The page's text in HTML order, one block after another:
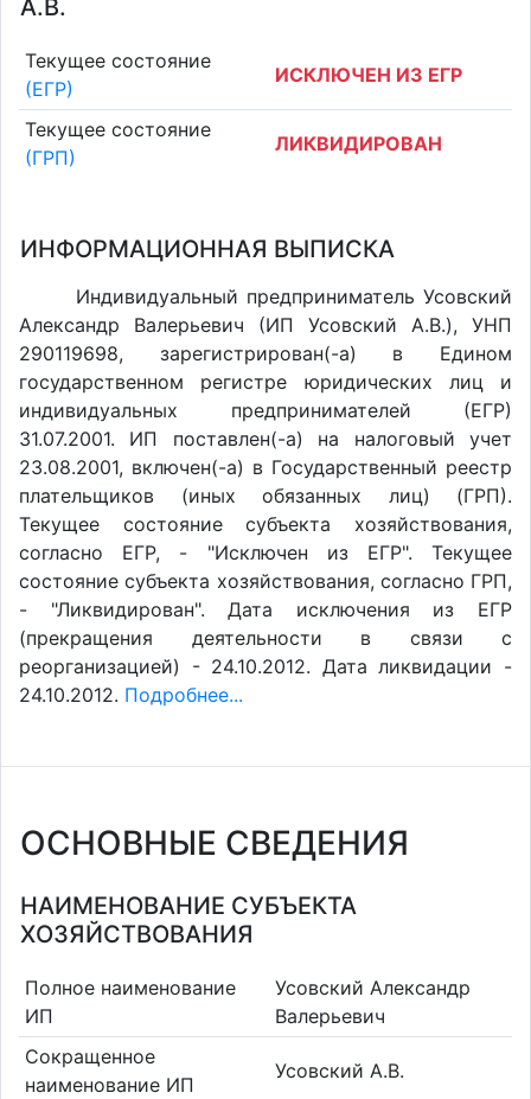
А.В.
Текущее состояние
(ЕГР)
ИСКЛЮЧЕН ИЗ ЕГР
Текущее состояние
(ГРП)
ЛИКВИДИРОВАН
ИНФОРМАЦИОННАЯ ВЫПИСКА
Индивидуальный предприниматель Усовский
Александр Валерьевич (ИП Усовский А.В.), УНП
290119698, зарегистрирован(-а) в Едином
государственном регистре юридических лиц и
индивидуальных предпринимателей (ЕГР)
31.07.2001. ИП поставлен(-a) на налоговый учет
23.08.2001, включен(-a) в Государственный реестр
плательщиков (иных обязанных лиц) (ГРП).
Текущее состояние субъекта хозяйствования,
согласно ЕГР, - "Исключен из ЕГР". Текущее
состояние субъекта хозяйствования, согласно ГРП,
- "Ликвидирован". Дата исключения из ЕГР
(прекращения деятельности в связи с
реорганизацией) - 24.10.2012. Дата ликвидации -
24.10.2012. Подробнее...
ОСНОВНЫЕ СВЕДЕНИЯ
НАИМЕНОВАНИЕ СУБЪЕКТА
ХОЗЯЙСТВОВАНИЯ
Полное наименование
ИП
Усовский Александр
Валерьевич
Сокращенное
наименование ИП
Усовский А.В.